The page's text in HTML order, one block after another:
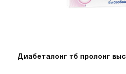
Диабеталонг тб пролонг